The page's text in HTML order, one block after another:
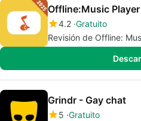
Offline:Music
4.2 Gratuito
Revisión de Offline:
Grindr - Gay chat
5 Gratuito